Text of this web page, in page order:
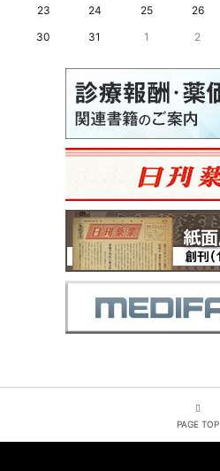
23
24 25 26
30
31 1 2
PAGE TOP